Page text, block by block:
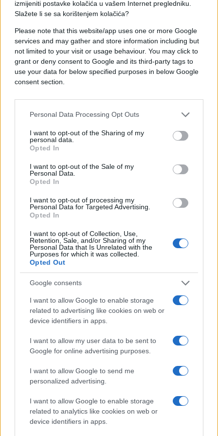
izmijeniti postavke kolačića u vašem Internet pregledniku.
Slažete li se sa korištenjem kolačića?
Please note that this website/app uses one or more Google
services and may gather and store information including but
not limited to your visit or usage behaviour. You may click to
grant or deny consent to Google and its third-party tags to
use your data for below specified purposes in below Google
consent section.
Personal Data Processing Opt Outs
I want to opt-out of the Sharing of my
personal data.
Opted In
I want to opt-out of the Sale of my
Personal Data.
Opted In
I want to opt-out of processing my
Personal Data for Targeted Advertising.
Opted In
I want to opt-out of Collection, Use,
Retention, Sale, and/or Sharing of my
Personal Data that Is Unrelated with the
Purposes for which it was collected.
Opted Out
Google consents
I want to allow Google to enable storage
related to advertising like cookies on web or
device identifiers in apps.
I want to allow my user data to be sent to
Google for online advertising purposes.
I want to allow Google to send me
personalized advertising.
I want to allow Google to enable storage
related to analytics like cookies on web or
device identifiers in apps.
#sarajevo #povreda
#Smrt #zločin